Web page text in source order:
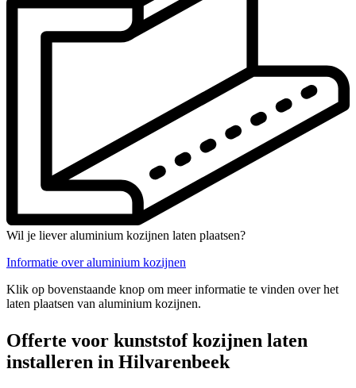
Wil je liever aluminium kozijnen laten plaatsen?
Informatie over aluminium kozijnen
Klik op bovenstaande knop om meer informatie te vinden over het
laten plaatsen van aluminium kozijnen.
Offerte voor kunststof kozijnen laten
installeren in Hilvarenbeek